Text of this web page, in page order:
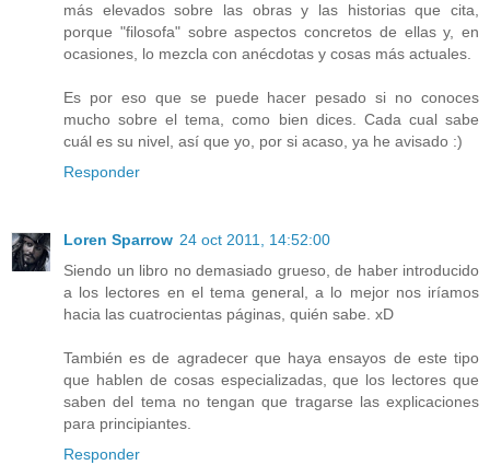
más elevados sobre las obras y las historias que cita,
porque "filosofa" sobre aspectos concretos de ellas y, en
ocasiones, lo mezcla con anécdotas y cosas más actuales.
Es por eso que se puede hacer pesado si no conoces
mucho sobre el tema, como bien dices. Cada cual sabe
cuál es su nivel, así que yo, por si acaso, ya he avisado :)
Responder
Loren Sparrow 24 oct 2011, 14:52:00
Siendo un libro no demasiado grueso, de haber introducido
a los lectores en el tema general, a lo mejor nos iríamos
hacia las cuatrocientas páginas, quién sabe. xD
También es de agradecer que haya ensayos de este tipo
que hablen de cosas especializadas, que los lectores que
saben del tema no tengan que tragarse las explicaciones
para principiantes.
Responder